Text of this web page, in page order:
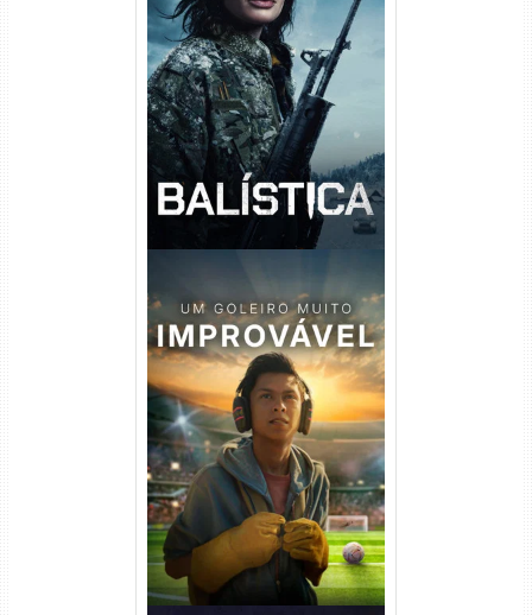
Balística Torrent (2025) WEB-
DL 1080p Dual Áudio
Um Goleiro Muito Improvável
Torrent (2026) WEB-DL 1080p
Dual Áudio